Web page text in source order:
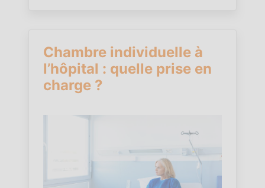
Chambre individuelle à
l’hôpital : quelle prise en
charge ?